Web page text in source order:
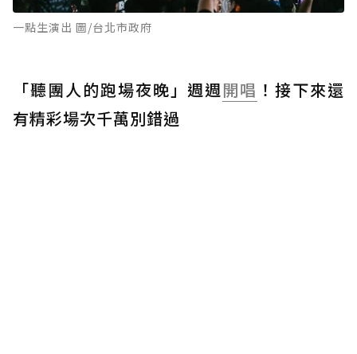
一點生演出 圖/台北市政府
「聽團人的跑場夜晚」週週開唱 ！接下來還
有精彩場次千萬別錯過